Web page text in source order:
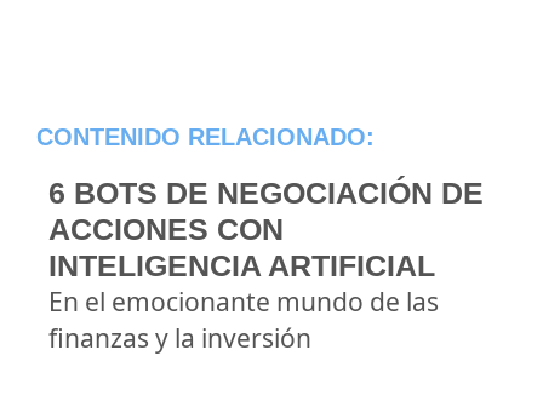
CONTENIDO RELACIONADO:
6 BOTS DE NEGOCIACIÓN DE
ACCIONES CON
INTELIGENCIA ARTIFICIAL
En el emocionante mundo de las
finanzas y la inversión